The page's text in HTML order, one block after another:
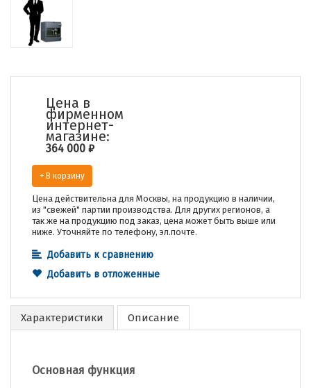
Цена в
фирменном
интернет-
магазине:
364 000 ₽
+ В корзину
Цена действительна для Москвы, на продукцию в наличии,
из "свежей" партии производства. Для других регионов, а
так же на продукцию под заказ, цена может быть выше или
ниже. Уточняйте по телефону, эл.почте.
Добавить к сравнению
Добавить в отложенные
Характеристики Описание
Основная функция